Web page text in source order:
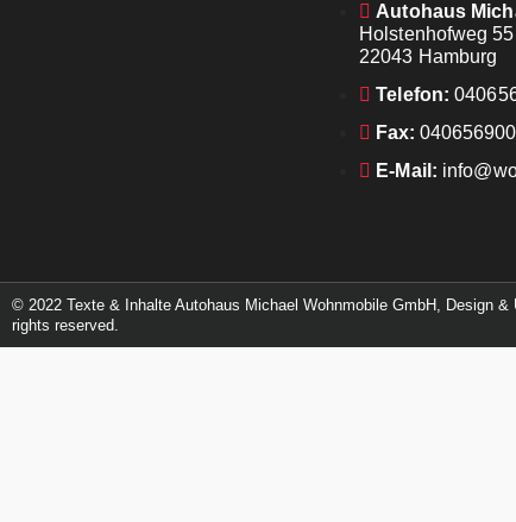
Autohaus
Holstenhofweg 55
22043 Hamburg
Telefon:
Fax:
E-Mail:
© 2022 Texte & Inhalte Autohaus Michael Wohnmobile GmbH, Design &
rights reserved.